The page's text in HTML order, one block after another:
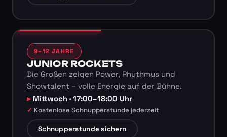
9–12 JAHRE
JUNIOR ROCKETS
Die Großen zeigen Power, Rhythmus und
Showtalent – volle Energie auf der Bühne.
Mittwoch · 17:00–18:00 Uhr
Kostenlose Schnupperstunde jederzeit
Schnupperstunde sichern